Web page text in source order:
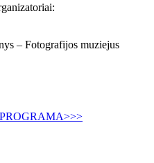
– Fotografijos muziejus